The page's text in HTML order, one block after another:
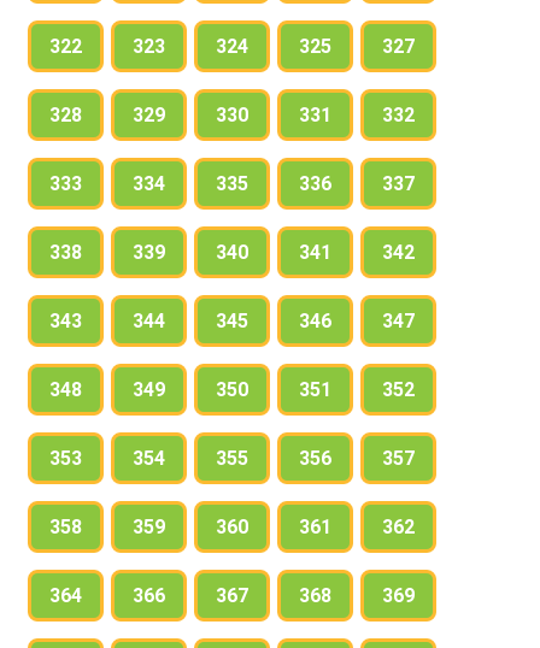
322 323 324 325 327
328 329 330 331 332
333 334 335 336 337
338 339 340 341 342
343 344 345 346 347
348 349 350 351 352
353 354 355 356 357
358 359 360 361 362
364 366 367 368 369